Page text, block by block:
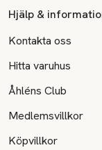
Hjälp &
Kontakta oss
Hitta varuhus
Åhléns Club
Medlemsvillkor
Köpvillkor